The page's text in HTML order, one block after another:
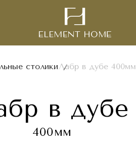
столикиЛабр в дубе 400мм
в дубе
400мм